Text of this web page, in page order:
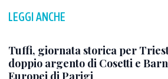
LEGGI ANCHE
Tuffi, giornata storica per
doppio argento di Cosetti e
Europei di Parigi